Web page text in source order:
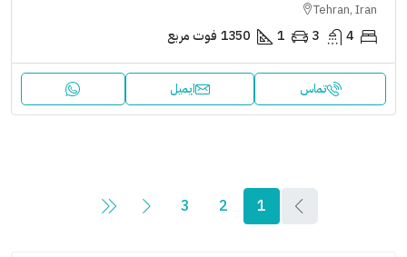
Tehran, Iran
4
3
1
1350 فوت مربع
تماس ایمیل
1
2
3